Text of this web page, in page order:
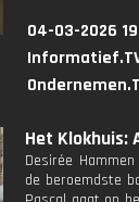
04-03-2026
Het Klokhuis:
Desirée
de beroemdste